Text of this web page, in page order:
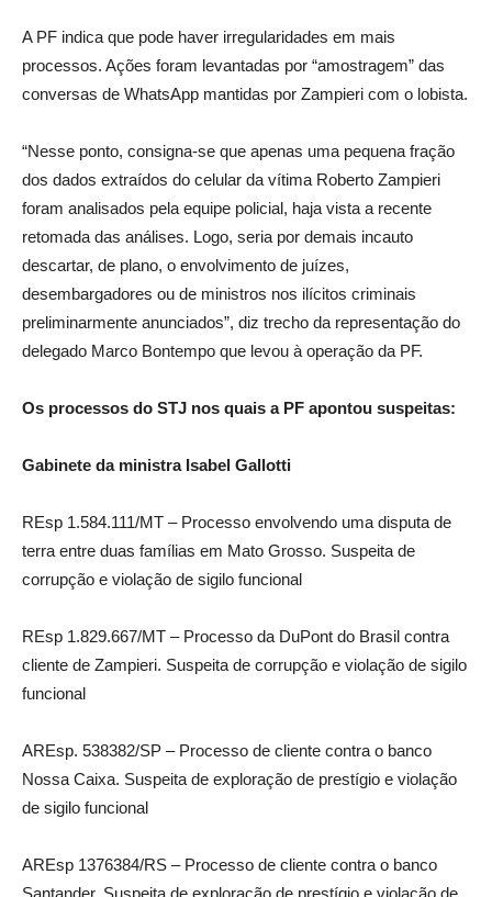
A PF indica que pode haver irregularidades em mais
processos. Ações foram levantadas por “amostragem” das
conversas de WhatsApp mantidas por Zampieri com o lobista.
“Nesse ponto, consigna-se que apenas uma pequena fração
dos dados extraídos do celular da vítima Roberto Zampieri
foram analisados pela equipe policial, haja vista a recente
retomada das análises. Logo, seria por demais incauto
descartar, de plano, o envolvimento de juízes,
desembargadores ou de ministros nos ilícitos criminais
preliminarmente anunciados”, diz trecho da representação do
delegado Marco Bontempo que levou à operação da PF.
Os processos do STJ nos quais a PF apontou suspeitas:
Gabinete da ministra Isabel Gallotti
REsp 1.584.111/MT – Processo envolvendo uma disputa de
terra entre duas famílias em Mato Grosso. Suspeita de
corrupção e violação de sigilo funcional
REsp 1.829.667/MT – Processo da DuPont do Brasil contra
cliente de Zampieri. Suspeita de corrupção e violação de sigilo
funcional
AREsp. 538382/SP – Processo de cliente contra o banco
Nossa Caixa. Suspeita de exploração de prestígio e violação
de sigilo funcional
AREsp 1376384/RS – Processo de cliente contra o banco
Santander. Suspeita de exploração de prestígio e violação de